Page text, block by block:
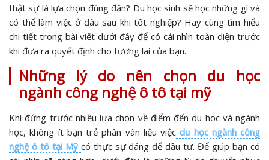
thật sự là lựa chọn đúng đắn? Du học sinh sẽ học những gì và
có thể làm việc ở đâu sau khi tốt nghiệp? Hãy cùng tìm hiểu
chi tiết trong bài viết dưới đây để có cái nhìn toàn diện trước
khi đưa ra quyết định cho tương lai của bạn.
Những lý do nên chọn du học
ngành công nghệ ô tô tại mỹ
Khi đứng trước nhiều lựa chọn về điểm đến du học và ngành
học, không ít bạn trẻ phân vân liệu việc du học ngành công
nghệ ô tô tại Mỹ có thực sự đáng để đầu tư. Để giúp bạn có